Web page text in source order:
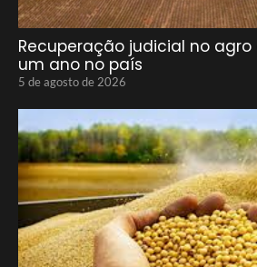
Recuperação judicial no agro
um ano no país
5 de agosto de 2026